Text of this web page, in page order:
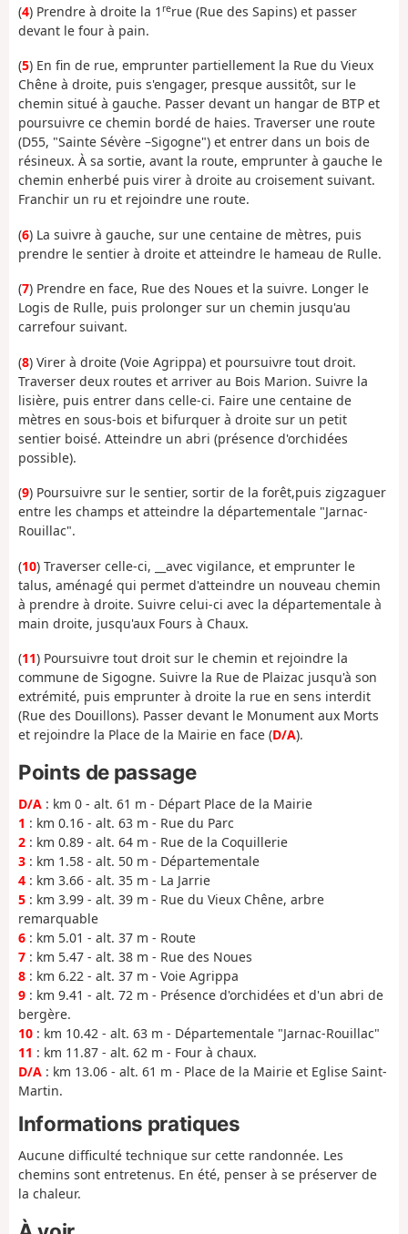
(4) Prendre à droite la 1 rerue (Rue des Sapins) et passer
devant le four à pain.
(5) En fin de rue, emprunter partiellement la Rue du Vieux
Chêne à droite, puis s'engager, presque aussitôt, sur le
chemin situé à gauche. Passer devant un hangar de BTP et
poursuivre ce chemin bordé de haies. Traverser une route
(D55, "Sainte Sévère –Sigogne") et entrer dans un bois de
résineux. À sa sortie, avant la route, emprunter à gauche le
chemin enherbé puis virer à droite au croisement suivant.
Franchir un ru et rejoindre une route.
(6) La suivre à gauche, sur une centaine de mètres, puis
prendre le sentier à droite et atteindre le hameau de Rulle.
(7) Prendre en face, Rue des Noues et la suivre. Longer le
Logis de Rulle, puis prolonger sur un chemin jusqu'au
carrefour suivant.
(8) Virer à droite (Voie Agrippa) et poursuivre tout droit.
Traverser deux routes et arriver au Bois Marion. Suivre la
lisière, puis entrer dans celle-ci. Faire une centaine de
mètres en sous-bois et bifurquer à droite sur un petit
sentier boisé. Atteindre un abri (présence d'orchidées
possible).
(9) Poursuivre sur le sentier, sortir de la forêt,puis zigzaguer
entre les champs et atteindre la départementale "Jarnac-
Rouillac".
(10) Traverser celle-ci, __avec vigilance, et emprunter le
talus, aménagé qui permet d'atteindre un nouveau chemin
à prendre à droite. Suivre celui-ci avec la départementale à
main droite, jusqu'aux Fours à Chaux.
(11) Poursuivre tout droit sur le chemin et rejoindre la
commune de Sigogne. Suivre la Rue de Plaizac jusqu'à son
extrémité, puis emprunter à droite la rue en sens interdit
(Rue des Douillons). Passer devant le Monument aux Morts
et rejoindre la Place de la Mairie en face (D/A).
Points de passage
D/A : km 0 - alt. 61 m - Départ Place de la Mairie
1 : km 0.16 - alt. 63 m - Rue du Parc
2 : km 0.89 - alt. 64 m - Rue de la Coquillerie
3 : km 1.58 - alt. 50 m - Départementale
4 : km 3.66 - alt. 35 m - La Jarrie
5 : km 3.99 - alt. 39 m - Rue du Vieux Chêne, arbre
remarquable
6 : km 5.01 - alt. 37 m - Route
7 : km 5.47 - alt. 38 m - Rue des Noues
8 : km 6.22 - alt. 37 m - Voie Agrippa
9 : km 9.41 - alt. 72 m - Présence d'orchidées et d'un abri de
bergère.
10 : km 10.42 - alt. 63 m - Départementale "Jarnac-Rouillac"
11 : km 11.87 - alt. 62 m - Four à chaux.
D/A : km 13.06 - alt. 61 m - Place de la Mairie et Eglise Saint-
Martin.
Informations pratiques
Aucune difficulté technique sur cette randonnée. Les
chemins sont entretenus. En été, penser à se préserver de
la chaleur.